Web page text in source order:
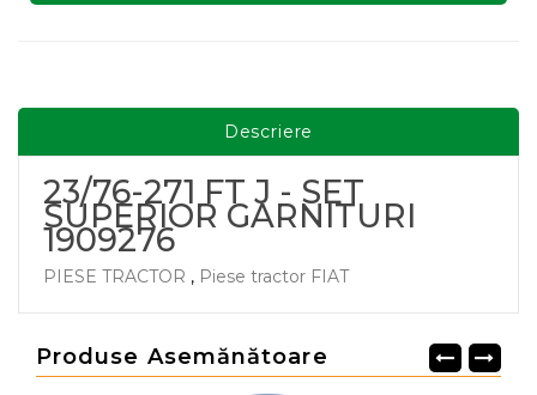
Descriere
23/76-271 FT J - SET
SUPERIOR GARNITURI
1909276
PIESE TRACTOR , Piese tractor FIAT
Produse Asemănătoare